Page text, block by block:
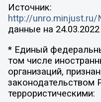
Источник:
http://unro.minjust.ru/
данные на 24.03.2022
* Единый
том числе
организаций,
законодательством
террористическими: